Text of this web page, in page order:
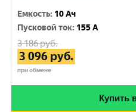
Емкость: 10 Ач
Пусковой ток: 155 A
3 186руб.
3 096 руб.
при обмене
Купить